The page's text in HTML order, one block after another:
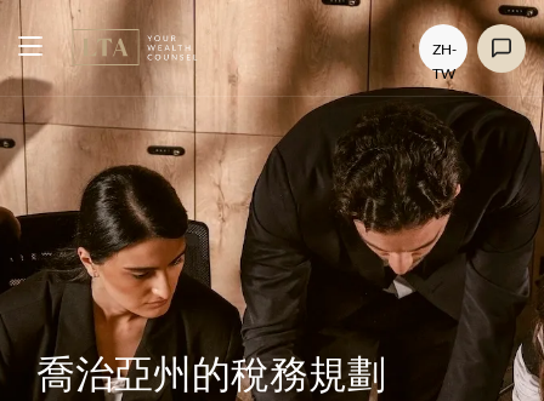
ZH-
TW
喬治亞州的稅務規劃